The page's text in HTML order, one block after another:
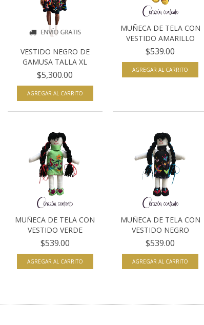
ENVÍO GRATIS
VESTIDO NEGRO DE
GAMUSA TALLA XL
$5,300.00
AGREGAR AL CARRITO
MUÑECA DE TELA CON
VESTIDO AMARILLO
$539.00
MUÑECA DE TELA CON
VESTIDO VERDE
$539.00
MUÑECA DE TELA CON
VESTIDO NEGRO
$539.00